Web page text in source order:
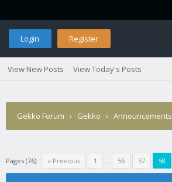
Login Register
View New Posts View Today's Posts
Gekko Forum › Gekko › Announcements
Pages (76): « Previous 1 ... 56 57 58